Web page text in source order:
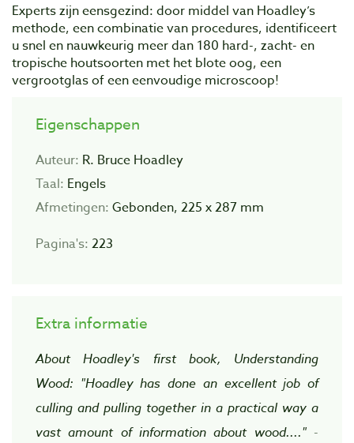
Experts zijn eensgezind: door middel van Hoadley’s
methode, een combinatie van procedures, identificeert
u snel en nauwkeurig meer dan 180 hard-, zacht- en
tropische houtsoorten met het blote oog, een
vergrootglas of een eenvoudige microscoop!
Eigenschappen
Auteur: R. Bruce Hoadley
Taal: Engels
Afmetingen: Gebonden, 225 x 287 mm
Pagina's: 223
Extra informatie
About Hoadley's first book, Understanding
Wood: "Hoadley has done an excellent job of
culling and pulling together in a practical way a
vast amount of information about wood...." -